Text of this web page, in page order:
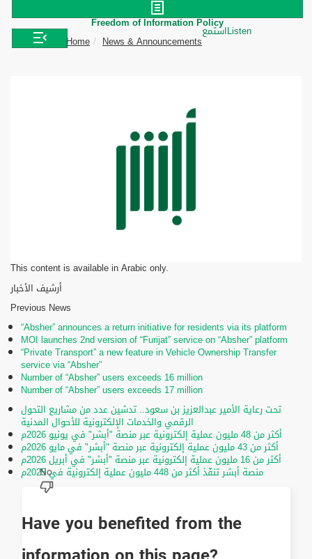
Freedom of Information Policy
Home
News & Announcements
استمعListen
This content is available in Arabic only.
أرشيف الأخبار
Previous News
“Absher” announces a return initiative for residents via its platform
MOI launches 2nd version of “Furijat” service on “Absher” platform
“Private Transport” a new feature in Vehicle Ownership Transfer
service via “Absher”
Number of “Absher” users exceeds 16 million
Number of “Absher” users exceeds 17 million
تحت رعاية الأمير عبدالعزيز بن سعود.. تدشين عدد من مشاريع التحول
الرقمي والخدمات الإلكترونية للأحوال المدنية
أكثر من 48 مليون عملية إلكترونية عبر منصة "أبشر" في يونيو 2026م
أكثر من 43 مليون عملية إلكترونية عبر منصة "أبشر" في مايو 2026م
أكثر من 16 مليون عملية إلكترونية عبر منصة "أبشر" في أبريل 2026م
منصة أبشر تنفّذ أكثر من 448 مليون عملية إلكترونية في 2025م
Have you benefited from the